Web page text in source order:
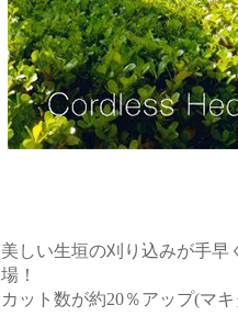
美しい生垣の刈り込みが手
場！
カット数が約20％アップ(マ